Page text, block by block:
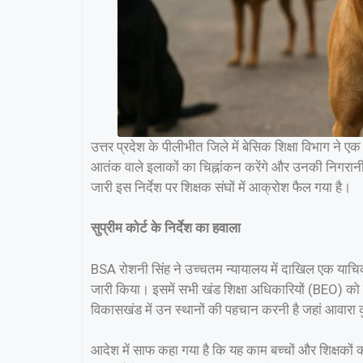
उत्तर प्रदेश के पीलीभीत जिले में बेसिक शिक्षा विभाग ने
आतंक वाले इलाकों का चिह्नांकन करेंगे और उनकी निगरानी
जारी इस निर्देश पर शिक्षक संघों में आक्रोश फैल गया है।
सुप्रीम कोर्ट के निर्देश का हवाला
BSA रोशनी सिंह ने उच्चतम न्यायालय में दाखिल एक
जारी किया। इसमें सभी खंड शिक्षा अधिकारियों (BEO)
विकासखंड में उन स्थानों की पहचान करनी है जहां आवारा
आदेश में साफ कहा गया है कि यह काम बच्चों और शिक्षकों